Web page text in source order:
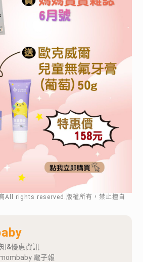
All rights reserved.版權所有，禁止擅自
&優惠資訊
電子報